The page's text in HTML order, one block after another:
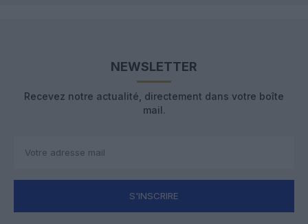
NEWSLETTER
Recevez notre actualité, directement dans votre boîte
mail.
S'INSCRIRE